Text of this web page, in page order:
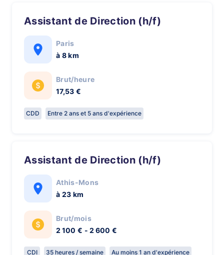
Assistant de Direction (h/f)
Paris
à 8 km
Brut/heure
17,53 €
CDD Entre 2 ans et 5 ans d'expérience
Assistant de Direction (h/f)
Athis-Mons
à 23 km
Brut/mois
2 100 € - 2 600 €
CDI 35 heures / semaine Au moins 1 an d'expérience